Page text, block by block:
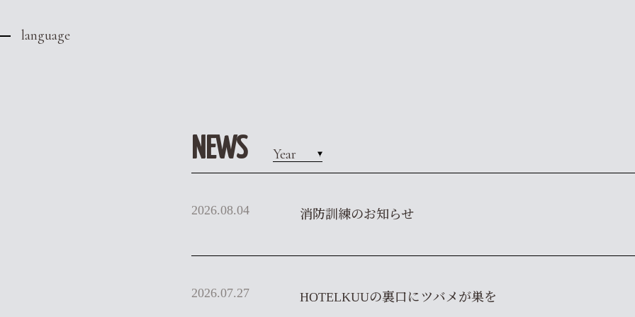
language
NEWS Year
2026.08.04 消防訓練のお知らせ
2026.07.27 HOTELKUUの裏口にツバメが巣を